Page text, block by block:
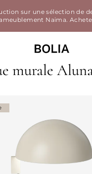
sur une sélection de
Naima.
murale